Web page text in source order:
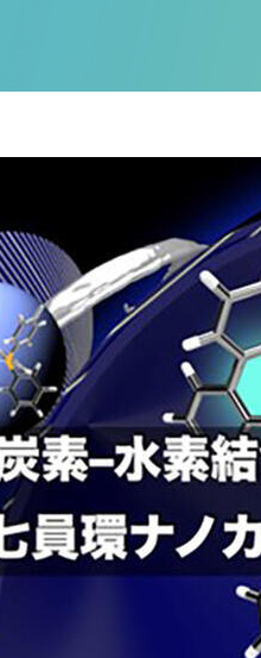
科学
薬学 工学
生命農学研究科 (116)
情報学研究科 (47) 植
創造機構 (22) 宇宙 (21)